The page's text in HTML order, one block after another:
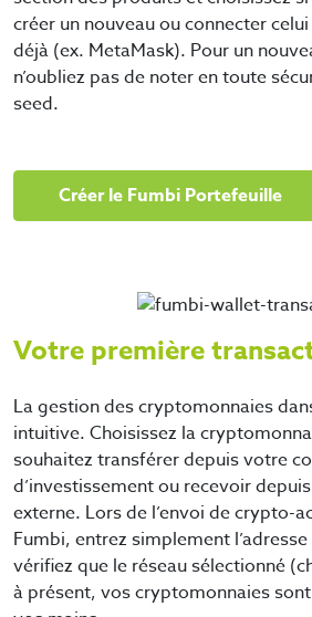
créer un nouveau ou connecter
déjà (ex. MetaMask). Pour un
n’oubliez pas de noter en toute
seed.
Créer le Fumbi Portefeuille
Votre première
La gestion des cryptomonnaies
intuitive. Choisissez la
souhaitez transférer depuis votre
d’investissement ou recevoir
externe. Lors de l’envoi de crypto-
Fumbi, entrez simplement
vérifiez que le réseau sélectionné
à présent, vos cryptomonnaies